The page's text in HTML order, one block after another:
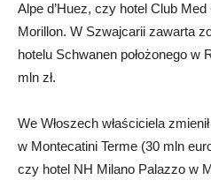
Alpe d’Huez, czy hotel Club
Morillon. W Szwajcarii zawarta
hotelu Schwanen położonego w
mln zł.
We Włoszech właściciela
w Montecatini Terme (30 mln
czy hotel NH Milano Palazzo w